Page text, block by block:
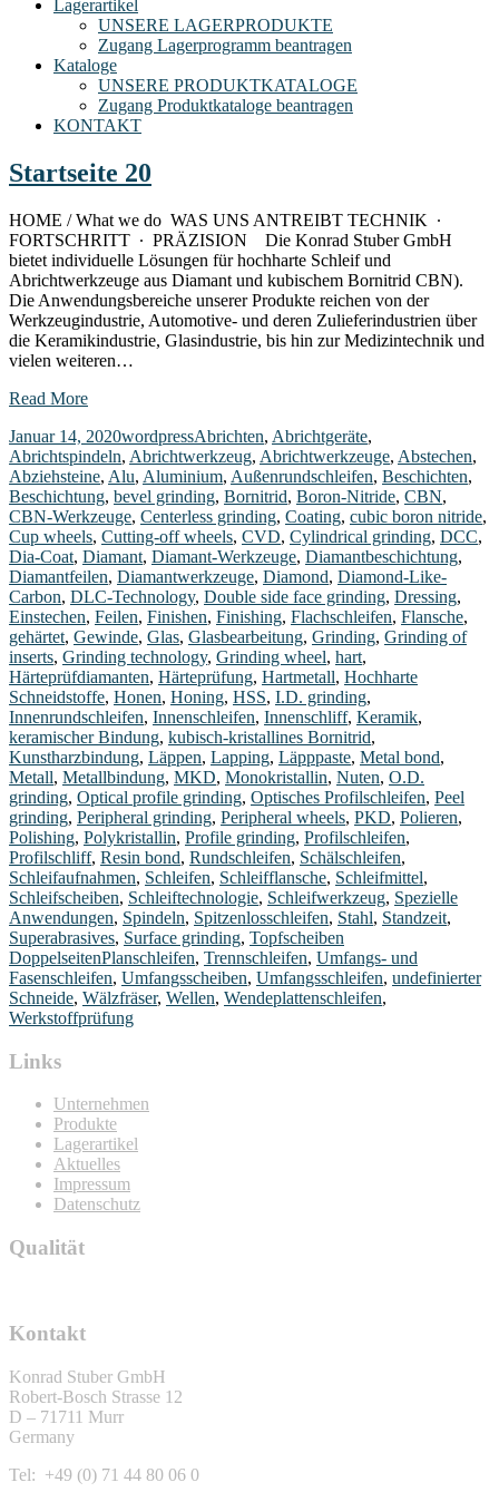
Lagerartikel
UNSERE LAGERPRODUKTE
Zugang Lagerprogramm beantragen
Kataloge
UNSERE PRODUKTKATALOGE
Zugang Produktkataloge beantragen
KONTAKT
Startseite 20
HOME / What we do WAS UNS ANTREIBT TECHNIK ∙
FORTSCHRITT ∙ PRÄZISION Die Konrad Stuber GmbH
bietet individuelle Lösungen für hochharte Schleif und
Abrichtwerkzeuge aus Diamant und kubischem Bornitrid CBN).
Die Anwendungsbereiche unserer Produkte reichen von der
Werkzeugindustrie, Automotive- und deren Zulieferindustrien über
die Keramikindustrie, Glasindustrie, bis hin zur Medizintechnik und
vielen weiteren…
Read More
Januar 14, 2020wordpressAbrichten, Abrichtgeräte,
Abrichtspindeln, Abrichtwerkzeug, Abrichtwerkzeuge, Abstechen,
Abziehsteine, Alu, Aluminium, Außenrundschleifen, Beschichten,
Beschichtung, bevel grinding, Bornitrid, Boron-Nitride, CBN,
CBN-Werkzeuge, Centerless grinding, Coating, cubic boron nitride,
Cup wheels, Cutting-off wheels, CVD, Cylindrical grinding, DCC,
Dia-Coat, Diamant, Diamant-Werkzeuge, Diamantbeschichtung,
Diamantfeilen, Diamantwerkzeuge, Diamond, Diamond-Like-
Carbon, DLC-Technology, Double side face grinding, Dressing,
Einstechen, Feilen, Finishen, Finishing, Flachschleifen, Flansche,
gehärtet, Gewinde, Glas, Glasbearbeitung, Grinding, Grinding of
inserts, Grinding technology, Grinding wheel, hart,
Härteprüfdiamanten, Härteprüfung, Hartmetall, Hochharte
Schneidstoffe, Honen, Honing, HSS, I.D. grinding,
Innenrundschleifen, Innenschleifen, Innenschliff, Keramik,
keramischer Bindung, kubisch-kristallines Bornitrid,
Kunstharzbindung, Läppen, Lapping, Läpppaste, Metal bond,
Metall, Metallbindung, MKD, Monokristallin, Nuten, O.D.
grinding, Optical profile grinding, Optisches Profilschleifen, Peel
grinding, Peripheral grinding, Peripheral wheels, PKD, Polieren,
Polishing, Polykristallin, Profile grinding, Profilschleifen,
Profilschliff, Resin bond, Rundschleifen, Schälschleifen,
Schleifaufnahmen, Schleifen, Schleifflansche, Schleifmittel,
Schleifscheiben, Schleiftechnologie, Schleifwerkzeug, Spezielle
Anwendungen, Spindeln, Spitzenlosschleifen, Stahl, Standzeit,
Superabrasives, Surface grinding, Topfscheiben
DoppelseitenPlanschleifen, Trennschleifen, Umfangs- und
Fasenschleifen, Umfangsscheiben, Umfangsschleifen, undefinierter
Schneide, Wälzfräser, Wellen, Wendeplattenschleifen,
Werkstoffprüfung
Links
Unternehmen
Produkte
Lagerartikel
Aktuelles
Impressum
Datenschutz
Qualität
Kontakt
Konrad Stuber GmbH
Robert-Bosch Strasse 12
D – 71711 Murr
Germany
Tel: +49 (0) 71 44 80 06 0